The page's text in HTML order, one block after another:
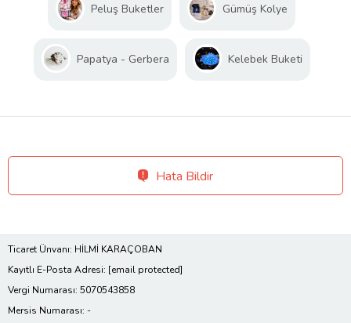
Peluş Buketler Gümüş Kolye
Papatya - Gerbera Kelebek Buketi
Hata Bildir
Ticaret Ünvanı: HİLMİ KARAÇOBAN
Kayıtlı E-Posta Adresi: [email protected]
Vergi Numarası: 5070543858
Mersis Numarası: -